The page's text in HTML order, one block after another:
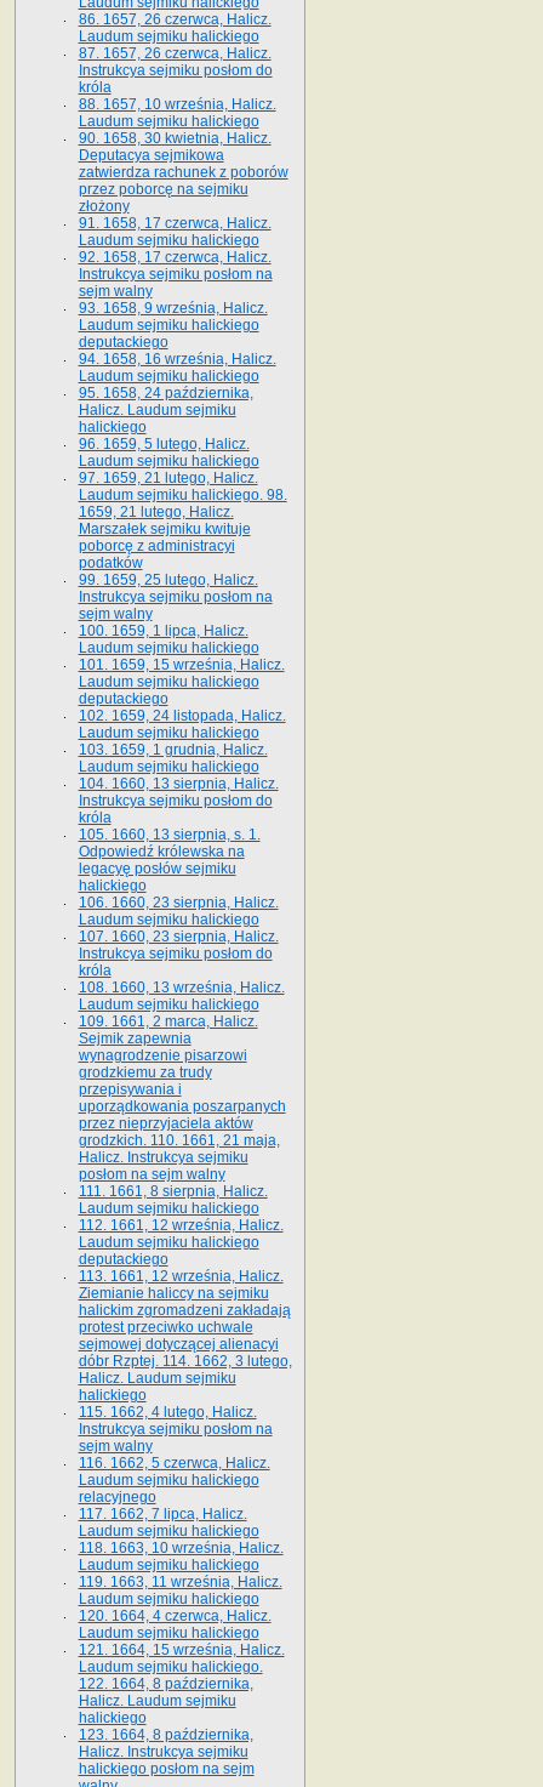
86. 1657, 26 czerwca, Halicz.
Laudum sejmiku halickiego
87. 1657, 26 czerwca, Halicz.
Instrukcya sejmiku posłom do
króla
88. 1657, 10 września, Halicz.
Laudum sejmiku halickiego
90. 1658, 30 kwietnia, Halicz.
Deputacya sejmikowa
zatwierdza rachunek z poborów
przez poborcę na sejmiku
złożony
91. 1658, 17 czerwca, Halicz.
Laudum sejmiku halickiego
92. 1658, 17 czerwca, Halicz.
Instrukcya sejmiku posłom na
sejm walny
93. 1658, 9 września, Halicz.
Laudum sejmiku halickiego
deputackiego
94. 1658, 16 września, Halicz.
Laudum sejmiku halickiego
95. 1658, 24 października,
Halicz. Laudum sejmiku
halickiego
96. 1659, 5 lutego, Halicz.
Laudum sejmiku halickiego
97. 1659, 21 lutego, Halicz.
Laudum sejmiku halickiego. 98.
1659, 21 lutego, Halicz.
Marszałek sejmiku kwituje
poborcę z administracyi
podatków
99. 1659, 25 lutego, Halicz.
Instrukcya sejmiku posłom na
sejm walny
100. 1659, 1 lipca, Halicz.
Laudum sejmiku halickiego
101. 1659, 15 września, Halicz.
Laudum sejmiku halickiego
deputackiego
102. 1659, 24 listopada, Halicz.
Laudum sejmiku halickiego
103. 1659, 1 grudnia, Halicz.
Laudum sejmiku halickiego
104. 1660, 13 sierpnia, Halicz.
Instrukcya sejmiku posłom do
króla
105. 1660, 13 sierpnia, s. 1.
Odpowiedź królewska na
legacyę posłów sejmiku
halickiego
106. 1660, 23 sierpnia, Halicz.
Laudum sejmiku halickiego
107. 1660, 23 sierpnia, Halicz.
Instrukcya sejmiku posłom do
króla
108. 1660, 13 września, Halicz.
Laudum sejmiku halickiego
109. 1661, 2 marca, Halicz.
Sejmik zapewnia
wynagrodzenie pisarzowi
grodzkiemu za trudy
przepisywania i
uporządkowania poszarpanych
przez nieprzyjaciela aktów
grodzkich. 110. 1661, 21 maja,
Halicz. Instrukcya sejmiku
posłom na sejm walny
111. 1661, 8 sierpnia, Halicz.
Laudum sejmiku halickiego
112. 1661, 12 września, Halicz.
Laudum sejmiku halickiego
deputackiego
113. 1661, 12 września, Halicz.
Ziemianie haliccy na sejmiku
halickim zgromadzeni zakładają
protest przeciwko uchwale
sejmowej dotyczącej alienacyi
dóbr Rzptej. 114. 1662, 3 lutego,
Halicz. Laudum sejmiku
halickiego
115. 1662, 4 lutego, Halicz.
Instrukcya sejmiku posłom na
sejm walny
116. 1662, 5 czerwca, Halicz.
Laudum sejmiku halickiego
relacyjnego
117. 1662, 7 lipca, Halicz.
Laudum sejmiku halickiego
118. 1663, 10 września, Halicz.
Laudum sejmiku halickiego
119. 1663, 11 września, Halicz.
Laudum sejmiku halickiego
120. 1664, 4 czerwca, Halicz.
Laudum sejmiku halickiego
121. 1664, 15 września, Halicz.
Laudum sejmiku halickiego.
122. 1664, 8 października,
Halicz. Laudum sejmiku
halickiego
123. 1664, 8 października,
Halicz. Instrukcya sejmiku
halickiego posłom na sejm